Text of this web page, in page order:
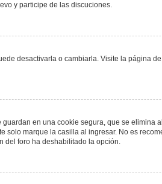
y participe de las discuciones.
desactivarla o cambiarla. Visite la página
en una cookie segura, que se
solo marque la casilla al ingresar. No es
del foro ha deshabilitado la opción.